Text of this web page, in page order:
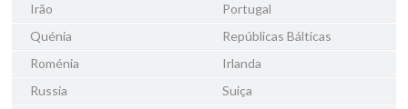
Irão
Portugal
Quénia
Repúblicas Bálticas
Roménia
Irlanda
Russia
Suiça